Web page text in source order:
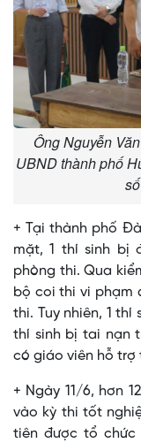
Ông Nguyễn
UBND thành phố
+ Tại thành phố
mặt, 1 thí sinh bị
phòng thi. Qua
bộ coi thi vi phạm
thi. Tuy nhiên, 1 thí
thí sinh bị tai nạn
có giáo viên hỗ trợ
+ Ngày 11/6, hơn
vào kỳ thi tốt
tiên được tổ chức